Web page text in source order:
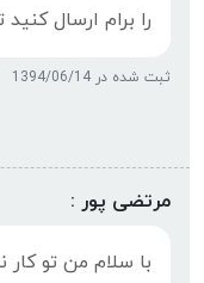
را برام ارسال کنید
ثبت شده در 1394/06/14
مرتضی پور :
با سلام من تو